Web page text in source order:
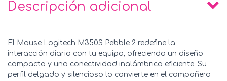
Descripción adicional
El Mouse Logitech M350S Pebble 2 redefine la
interacción diaria con tu equipo, ofreciendo un diseño
compacto y una conectividad inalámbrica eficiente. Su
perfil delgado y silencioso lo convierte en el compañero